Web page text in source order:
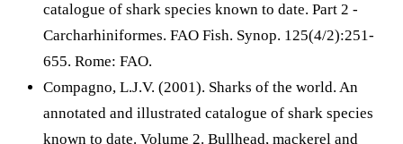
catalogue of shark species known to date. Part 2 -
Carcharhiniformes. FAO Fish. Synop. 125(4/2):251-
655. Rome: FAO.
Compagno, L.J.V. (2001). Sharks of the world. An
annotated and illustrated catalogue of shark species
known to date. Volume 2. Bullhead, mackerel and